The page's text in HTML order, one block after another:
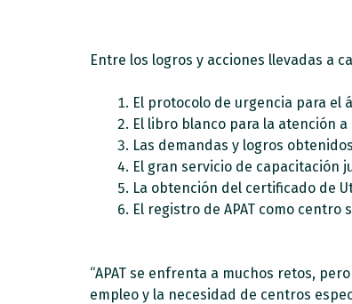
Entre los logros y acciones llevadas a
El protocolo de urgencia para el
El libro blanco para la atención
Las demandas y logros
El gran servicio de capacitación
La obtención del certificado de
El registro de APAT como centro
“APAT se enfrenta a muchos retos,
empleo y la necesidad de centros